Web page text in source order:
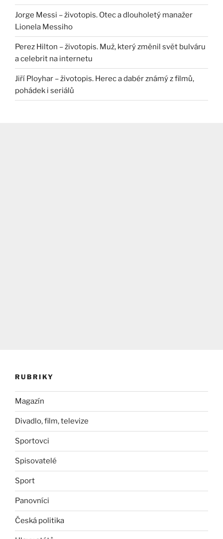
Jorge Messi – životopis. Otec a dlouholetý manažer
Lionela Messiho
Perez Hilton – životopis. Muž, který změnil svět bulváru
a celebrit na internetu
Jiří Ployhar – životopis. Herec a dabér známý z filmů,
pohádek i seriálů
RUBRIKY
Magazín
Divadlo, film, televize
Sportovci
Spisovatelé
Sport
Panovníci
Česká politika